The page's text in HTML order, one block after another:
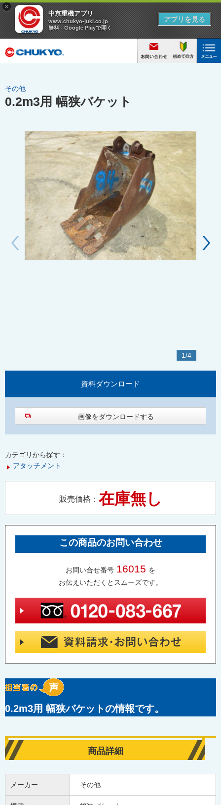
その他
0.2m3用 幅狭バケット
1/4
資料ダウンロード
画像をダウンロードする
カテゴリから探す：
アタッチメント
販売価格： 在庫無し
この商品のお問い合わせ
お問い合せ番号 16015 を
お伝えいただくとスムーズです。
0.2m3用 幅狭バケットの情報です。
商品詳細
メーカー その他